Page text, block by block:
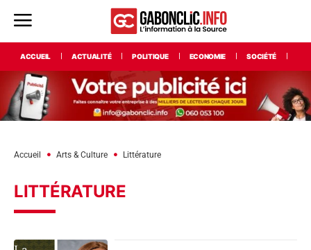
ACCUEIL ACTUALITÉ POLITIQUE ECONOMIE SOCIÉTÉ
Accueil Arts & Culture Littérature
LITTÉRATURE